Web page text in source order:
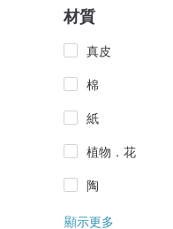
材質
真皮
棉
紙
植物．花
陶
顯示更多